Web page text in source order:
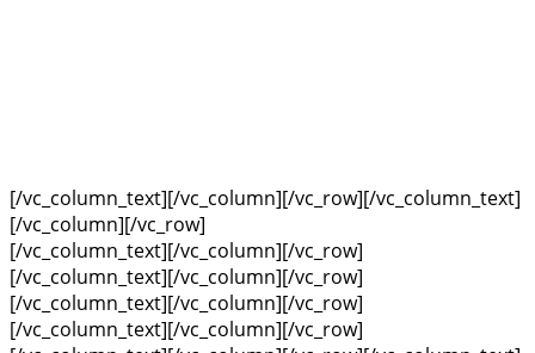
[/vc_column_text][/vc_column][/vc_row][/vc_column_text]
[/vc_column][/vc_row]
[/vc_column_text][/vc_column][/vc_row]
[/vc_column_text][/vc_column][/vc_row]
[/vc_column_text][/vc_column][/vc_row]
[/vc_column_text][/vc_column][/vc_row]